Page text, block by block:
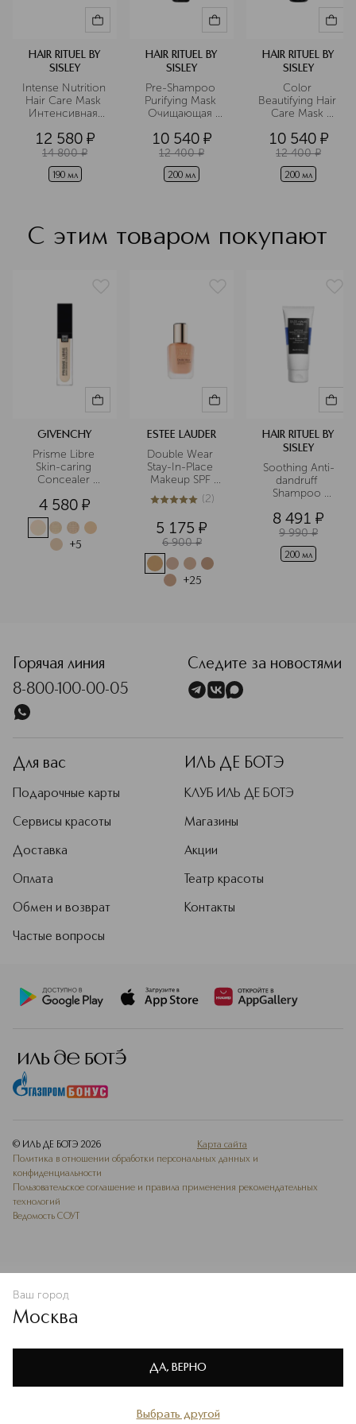
Политике конфиденциальности
HAIR RITUEL BY
SISLEY
Intense Nutrition
Hair Care Mask
Интенсивная
маска для
волос
12 580 ¤
14 800 ¤
190 мл
HAIR RITUEL BY
SISLEY
Pre-Shampoo
Purifying Mask
Очищающая
головы с белой
глиной
10 540 ¤
12 400 ¤
200 мл
HAIR RITUEL BY
SISLEY
Color
Beautifying Hair
Care Mask
окрашенных
волос
10 540 ¤
12 400 ¤
200 мл
С этим товаром покупают
GIVENCHY
Prisme Libre
Skin-caring
Concealer
консилер
4 580 ¤
+5
ESTEE LAUDER
Double Wear
Stay-In-Place
Makeup SPF
10/PA++
Устойчивый
5из 52 (2)
5 175 ¤
6 900 ¤
+25
HAIR RITUEL BY
SISLEY
Soothing Anti-
dandruff
Shampoo
шампунь
против перхоти
8 491 ¤
9 990 ¤
200 мл
В КОРЗИНУ
Горячая линия
8-800-100-00-05
Следите за новостями
Для вас
Подарочные карты
Сервисы красоты
Доставка
Оплата
Обмен и возврат
Частые вопросы
ИЛЬ ДЕ БОТЭ
КЛУБ ИЛЬ ДЕ БОТЭ
Магазины
Акции
Театр красоты
Контакты
© ИЛЬ ДЕ БОТЭ 2026
Карта сайта
Политика в отношении обработки персональных данных и
конфиденциальности
Пользовательское соглашение и правила применения рекомендательных
технологий
Ведомость СОУТ
Ваш город
Москва
Выбрать другой
ДА, ВЕРНО